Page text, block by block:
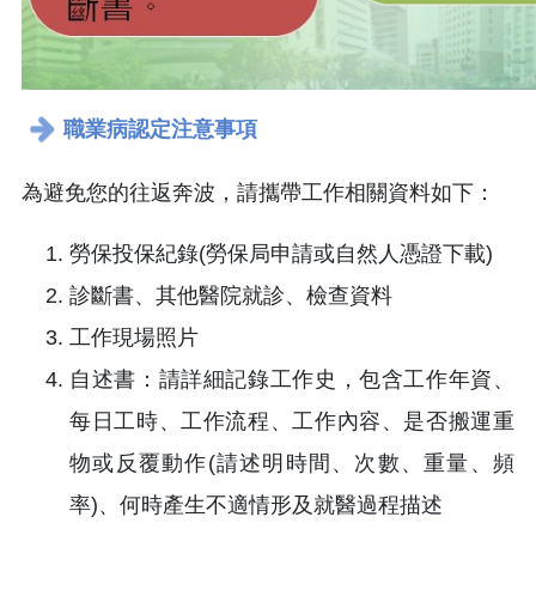
職業病認定注意事項
為避免您的往返奔波，請攜帶工作相關資料如下：
勞保投保紀錄(勞保局申請或自然人憑證下載)
診斷書、其他醫院就診、檢查資料
工作現場照片
自述書：請詳細記錄工作史，包含工作年資、
每日工時、工作流程、工作內容、是否搬運重
物或反覆動作(請述明時間、次數、重量、頻
率)、何時產生不適情形及就醫過程描述